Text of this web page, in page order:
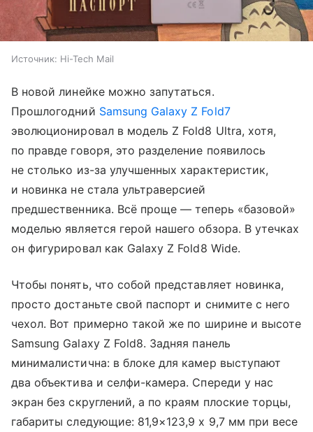
Источник: Hi-Tech Mail
В новой линейке можно запутаться.
Прошлогодний Samsung Galaxy Z Fold7
эволюционировал в модель Z Fold8 Ultra, хотя,
по правде говоря, это разделение появилось
не столько из-за улучшенных характеристик,
и новинка не стала ультраверсией
предшественника. Всё проще — теперь «базовой»
моделью является герой нашего обзора. В утечках
он фигурировал как Galaxy Z Fold8 Wide.
Чтобы понять, что собой представляет новинка,
просто достаньте свой паспорт и снимите с него
чехол. Вот примерно такой же по ширине и высоте
Samsung Galaxy Z Fold8. Задняя панель
минималистична: в блоке для камер выступают
два объектива и селфи-камера. Спереди у нас
экран без скруглений, а по краям плоские торцы,
габариты следующие: 81,9×123,9 х 9,7 мм при весе